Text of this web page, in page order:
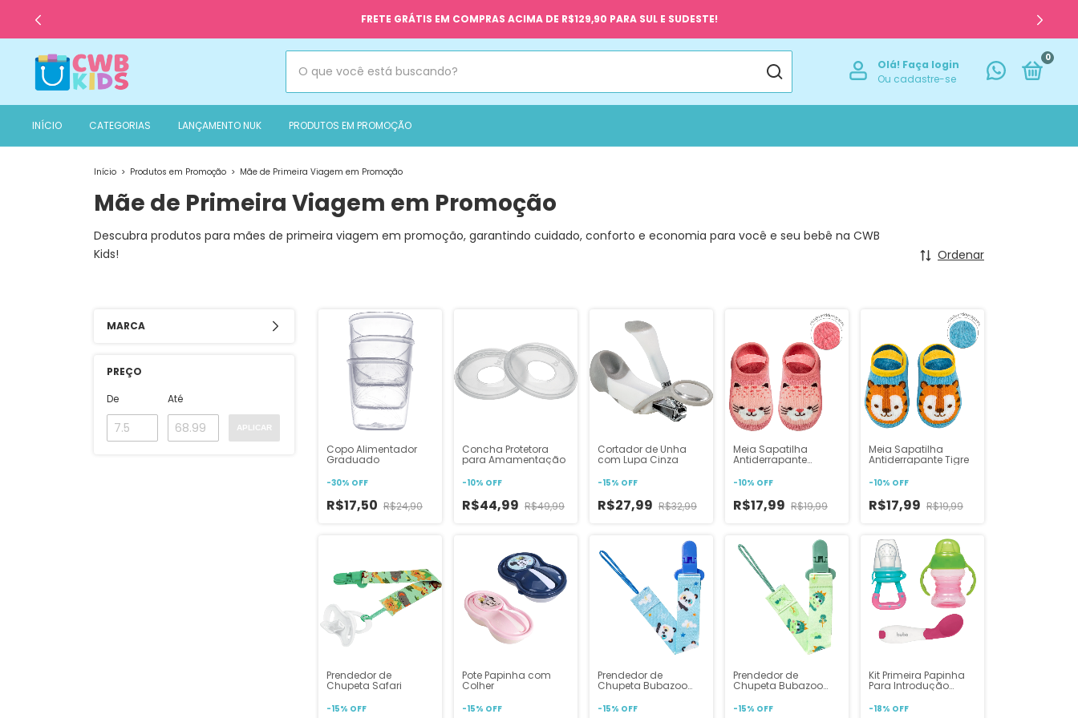
FRETE GRÁTIS EM COMPRAS ACIMA DE R$129,90 PARA SUL E SUDESTE!
Olá! Faça login
Ou cadastre-se
0
INÍCIO CATEGORIAS LANÇAMENTO NUK PRODUTOS EM PROMOÇÃO
Início > Produtos em Promoção > Mãe de Primeira Viagem em Promoção
Mãe de Primeira Viagem em Promoção
Descubra produtos para mães de primeira viagem em promoção, garantindo cuidado, conforto e economia para você e seu bebê na CWB
Kids!
Ordenar
MARCA
PREÇO
De
Até
APLICAR
Copo Alimentador
Graduado
-30% OFF
R$17,50 R$24,90
Concha Protetora
para Amamentação
-10% OFF
R$44,99 R$49,99
Cortador de Unha
com Lupa Cinza
-15% OFF
R$27,99 R$32,99
Meia Sapatilha
Antiderrapante
-10% OFF
R$17,99 R$19,99
Meia Sapatilha
Antiderrapante Tigre
-10% OFF
R$17,99 R$19,99
Prendedor de
Chupeta Safari
-15% OFF
Pote Papinha com
Colher
-15% OFF
Prendedor de
Chupeta Bubazoo
Buba
-15% OFF
Prendedor de
Chupeta Bubazoo
-15% OFF
Kit Primeira Papinha
Para Introdução
-18% OFF